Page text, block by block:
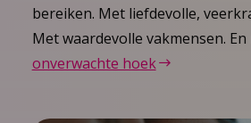
bereiken. Met liefdevolle,
Met waardevolle vakmensen.
onverwachte hoek